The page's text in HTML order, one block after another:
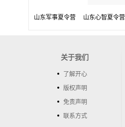
山东军事夏令营 山东心智夏令营
关于我们
了解开心
版权声明
免责声明
联系方式